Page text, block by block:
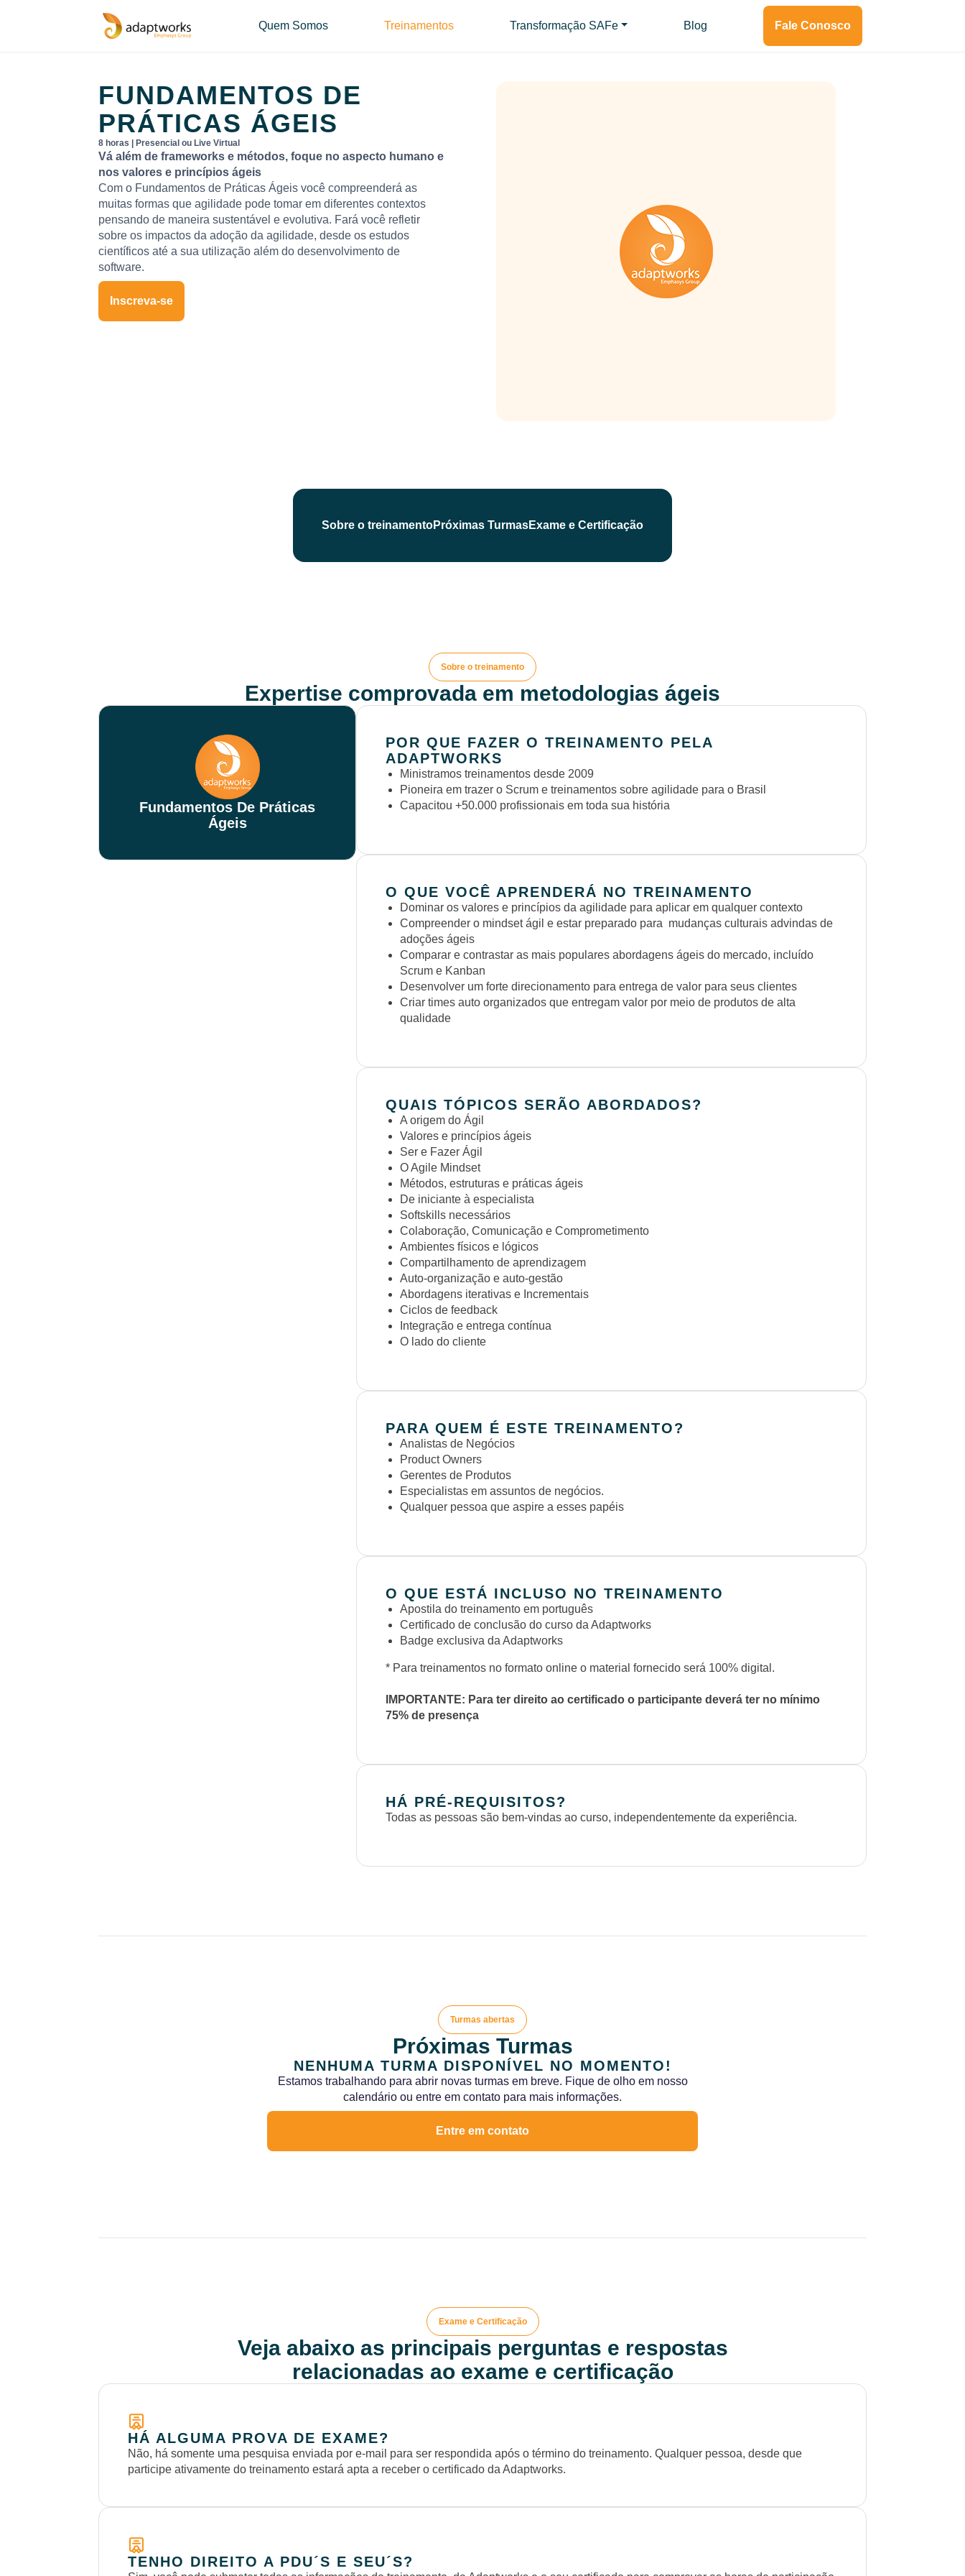
Quem Somos Treinamentos Transformação SAFe Blog Fale Conosco
FUNDAMENTOS DE
PRÁTICAS ÁGEIS
8 horas | Presencial ou Live Virtual
Vá além de frameworks e métodos, foque no aspecto humano e
nos valores e princípios ágeis
Com o Fundamentos de Práticas Ágeis você compreenderá as
muitas formas que agilidade pode tomar em diferentes contextos
pensando de maneira sustentável e evolutiva. Fará você refletir
sobre os impactos da adoção da agilidade, desde os estudos
científicos até a sua utilização além do desenvolvimento de
software.
Inscreva-se
Sobre o treinamentoPróximas TurmasExame e Certificação
Sobre o treinamento
Expertise comprovada em metodologias ágeis
Fundamentos De Práticas
Ágeis
POR QUE FAZER O TREINAMENTO PELA
ADAPTWORKS
Ministramos treinamentos desde 2009
Pioneira em trazer o Scrum e treinamentos sobre agilidade para o Brasil
Capacitou +50.000 profissionais em toda sua história
O QUE VOCÊ APRENDERÁ NO TREINAMENTO
Dominar os valores e princípios da agilidade para aplicar em qualquer contexto
Compreender o mindset ágil e estar preparado para mudanças culturais advindas de
adoções ágeis
Comparar e contrastar as mais populares abordagens ágeis do mercado, incluído
Scrum e Kanban
Desenvolver um forte direcionamento para entrega de valor para seus clientes
Criar times auto organizados que entregam valor por meio de produtos de alta
qualidade
QUAIS TÓPICOS SERÃO ABORDADOS?
A origem do Ágil
Valores e princípios ágeis
Ser e Fazer Ágil
O Agile Mindset
Métodos, estruturas e práticas ágeis
De iniciante à especialista
Softskills necessários
Colaboração, Comunicação e Comprometimento
Ambientes físicos e lógicos
Compartilhamento de aprendizagem
Auto-organização e auto-gestão
Abordagens iterativas e Incrementais
Ciclos de feedback
Integração e entrega contínua
O lado do cliente
PARA QUEM É ESTE TREINAMENTO?
Analistas de Negócios
Product Owners
Gerentes de Produtos
Especialistas em assuntos de negócios.
Qualquer pessoa que aspire a esses papéis
O QUE ESTÁ INCLUSO NO TREINAMENTO
Apostila do treinamento em português
Certificado de conclusão do curso da Adaptworks
Badge exclusiva da Adaptworks
* Para treinamentos no formato online o material fornecido será 100% digital.
IMPORTANTE: Para ter direito ao certificado o participante deverá ter no mínimo
75% de presença
HÁ PRÉ-REQUISITOS?
Todas as pessoas são bem-vindas ao curso, independentemente da experiência.
Turmas abertas
Próximas Turmas
NENHUMA TURMA DISPONÍVEL NO MOMENTO!
Estamos trabalhando para abrir novas turmas em breve. Fique de olho em nosso
calendário ou entre em contato para mais informações.
Entre em contato
Exame e Certificação
Veja abaixo as principais perguntas e respostas
relacionadas ao exame e certificação
HÁ ALGUMA PROVA DE EXAME?
Não, há somente uma pesquisa enviada por e-mail para ser respondida após o término do treinamento. Qualquer pessoa, desde que
participe ativamente do treinamento estará apta a receber o certificado da Adaptworks.
TENHO DIREITO A PDU´S E SEU´S?